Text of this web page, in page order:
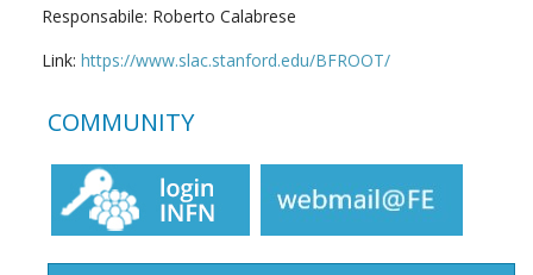
Responsabile: Roberto Calabrese
Link: https://www.slac.stanford.edu/BFROOT/
COMMUNITY